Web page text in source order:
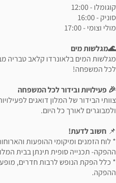
קוגומלו - 12:00
סוניק - 16:00
מולי וצומי - 17:00
🌊מגלשות מים
מגלשות המים בלאונרדו קלאב טבריה
לכל המשפחה!
🎉 פעילויות ובידור לכל המשפחה
צוותי הבידור של המלון דואגים
ולמבוגרים לאורך כל היום.
📌 חשוב לדעת!
* לוח הזמנים ומיקומי ההופעות
ההפקה- תכנייה סופית תינתן בבית
* כלל הפקת הנופש לרבות חדרים,
ההפקה.